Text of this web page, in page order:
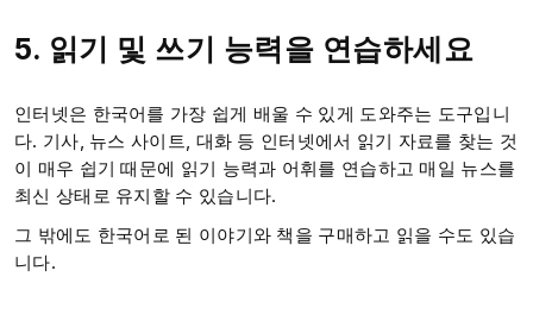
5. 읽기 및 쓰기 능력을 연습하세요
인터넷은 한국어를 가장 쉽게 배울 수 있게 도와주는 도구입니
다. 기사, 뉴스 사이트, 대화 등 인터넷에서 읽기 자료를 찾는 것
이 매우 쉽기 때문에 읽기 능력과 어휘를 연습하고 매일 뉴스를
최신 상태로 유지할 수 있습니다.
그 밖에도 한국어로 된 이야기와 책을 구매하고 읽을 수도 있습
니다.